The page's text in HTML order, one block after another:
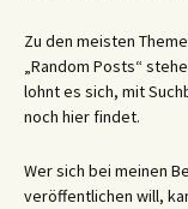
Zu den meisten
„Random Posts“
lohnt es sich, mit
noch hier findet.
Wer sich bei meinen
veröffentlichen will,